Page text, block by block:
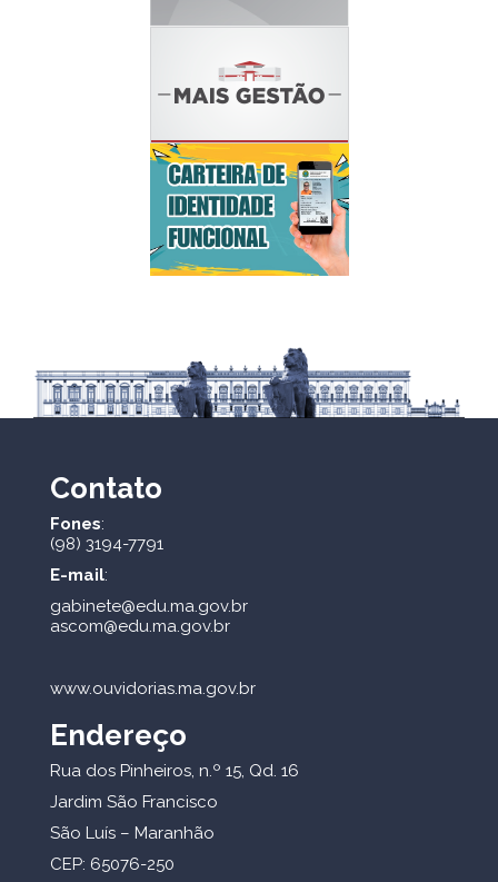
Contato
Fones:
(98) 3194-7791
E-mail:
gabinete@edu.ma.gov.br
ascom@edu.ma.gov.br
www.ouvidorias.ma.gov.br
Endereço
Rua dos Pinheiros, n.º 15, Qd. 16
Jardim São Francisco
São Luís – Maranhão
CEP: 65076-250